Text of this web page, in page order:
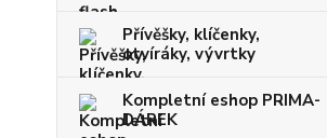
Přívěšky, klíčenky,
otvíráky, vývrtky
Kompletní eshop PRIMA-
DÁREK